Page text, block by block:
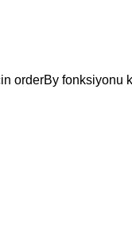
orderBy fonksiyonu